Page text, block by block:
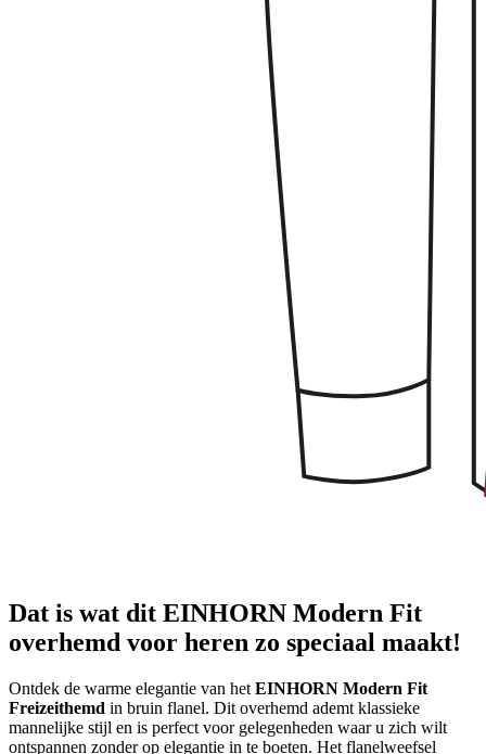
Dat is wat dit EINHORN Modern Fit
overhemd voor heren zo speciaal maakt!
Ontdek de warme elegantie van het EINHORN Modern Fit
Freizeithemd in bruin flanel. Dit overhemd ademt klassieke
mannelijke stijl en is perfect voor gelegenheden waar u zich wilt
ontspannen zonder op elegantie in te boeten. Het flanelweefsel